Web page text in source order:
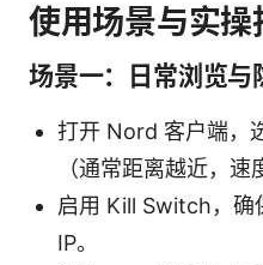
使用场景与实操
场景一：日常浏览与
打开 Nord 客户端，
（通常距离越近，速
启用 Kill Switch，确
IP。